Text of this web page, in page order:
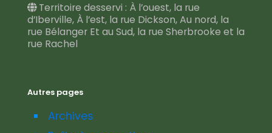
Territoire desservi : À l’ouest, la rue
d’Iberville, À l’est, la rue Dickson, Au nord, la
rue Bélanger Et au Sud, la rue Sherbrooke et la
rue Rachel
Autres pages
Archives